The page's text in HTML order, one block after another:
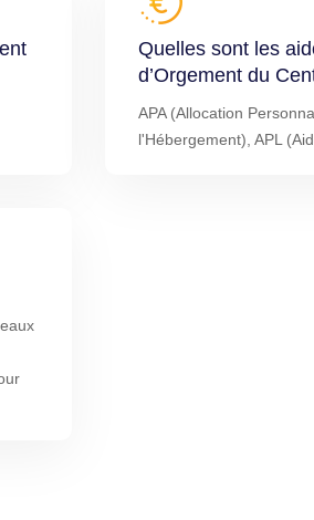
Quelles sont les
d’Orgement du
APA (Allocation
l'Hébergement), APL